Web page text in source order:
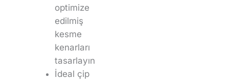
optimize
edilmiş
kesme
kenarları
tasarlayın
İdeal çip